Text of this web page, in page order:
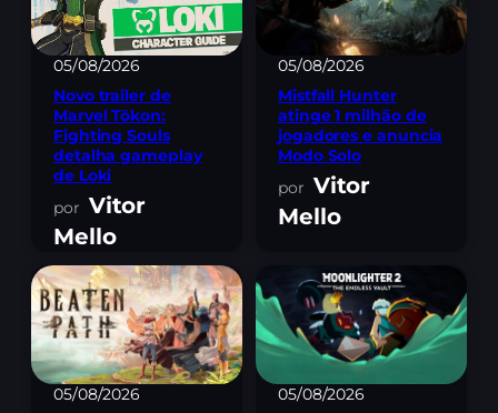
05/08/2026
Novo trailer de
Marvel Tōkon:
Fighting Souls
detalha gameplay
de Loki
Vitor
Mello
05/08/2026
Mistfall Hunter
atinge 1 milhão de
jogadores e anuncia
Modo Solo
Vitor
Mello
05/08/2026
05/08/2026